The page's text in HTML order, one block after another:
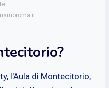
l'Aula di Montecitorio,